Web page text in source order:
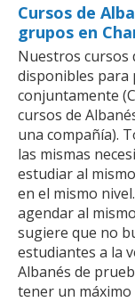
Cursos de
grupos en
Nuestros cursos
disponibles para
conjuntamente
cursos de
una compañía).
las mismas
estudiar al
en el mismo
agendar al
sugiere que no
estudiantes a la
Albanés de
tener un máximo